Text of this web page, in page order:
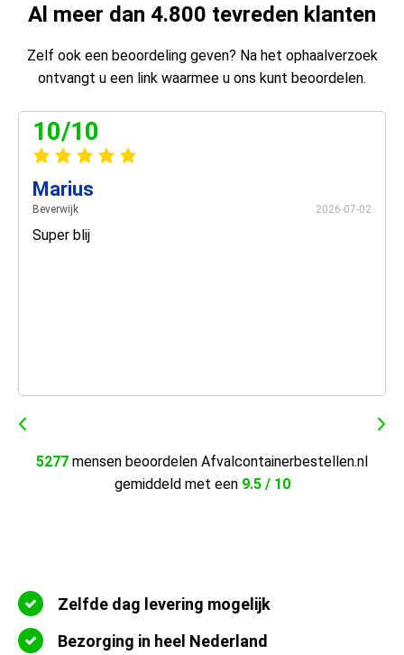
Al meer dan 4.800 tevreden klanten
Zelf ook een beoordeling geven? Na het ophaalverzoek
ontvangt u een link waarmee u ons kunt beoordelen.
10/10
Marius
Beverwijk 2026-07-02
Super blij
5277 mensen beoordelen Afvalcontainerbestellen.nl
gemiddeld met een 9.5 / 10
Zelfde dag levering mogelijk
Bezorging in heel Nederland